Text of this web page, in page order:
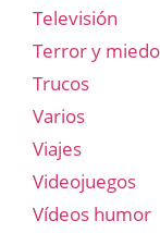
Televisión
Terror y miedo
Trucos
Varios
Viajes
Videojuegos
Vídeos humor